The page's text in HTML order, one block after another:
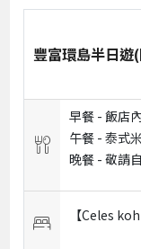
豐富環島半日遊
早餐 -飯店
午餐 -泰式
晚餐 -敬請
【Celes